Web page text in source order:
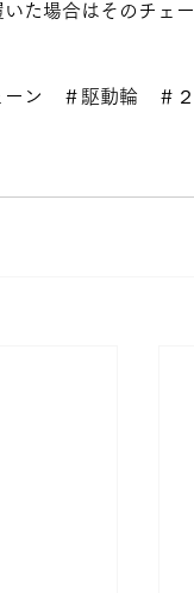
いた場合はそのチェ
ーン　＃駆動輪　＃